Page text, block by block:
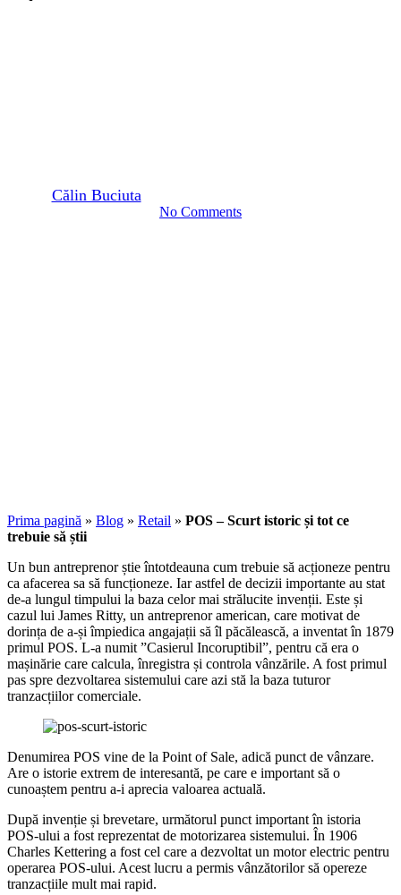
Călin Buciuta
No Comments
Prima pagină » Blog » Retail » POS – Scurt istoric și tot ce
trebuie să știi
Un bun antreprenor știe întotdeauna cum trebuie să acționeze pentru
ca afacerea sa să funcționeze. Iar astfel de decizii importante au stat
de-a lungul timpului la baza celor mai strălucite invenții. Este și
cazul lui James Ritty, un antreprenor american, care motivat de
dorința de a-și împiedica angajații să îl păcălească, a inventat în 1879
primul POS. L-a numit ”Casierul Incoruptibil”, pentru că era o
mașinărie care calcula, înregistra și controla vânzările. A fost primul
pas spre dezvoltarea sistemului care azi stă la baza tuturor
tranzacțiilor comerciale.
Denumirea POS vine de la Point of Sale, adică punct de vânzare.
Are o istorie extrem de interesantă, pe care e important să o
cunoaștem pentru a-i aprecia valoarea actuală.
După invenție și brevetare, următorul punct important în istoria
POS-ului a fost reprezentat de motorizarea sistemului. În 1906
Charles Kettering a fost cel care a dezvoltat un motor electric pentru
operarea POS-ului. Acest lucru a permis vânzătorilor să opereze
tranzacțiile mult mai rapid.